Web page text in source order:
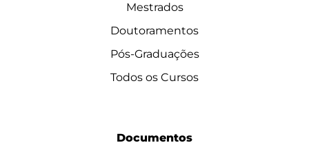
Mestrados
Doutoramentos
Pós-Graduações
Todos os Cursos
Documentos